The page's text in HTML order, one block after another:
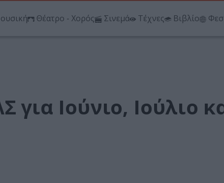
Θέατρο - Χορός Σινεμά Τέχνες Βιβλίο
Ιούνιο, Ιούλιο